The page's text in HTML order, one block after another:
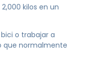
kilos en un
o trabajar a
que normalmente